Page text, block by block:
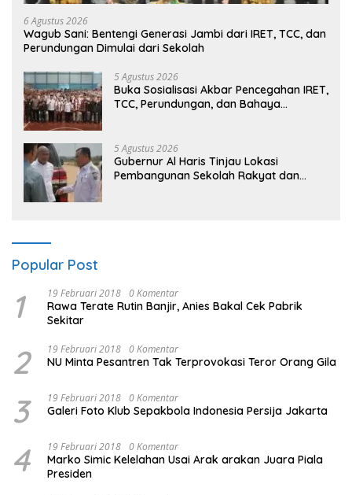
6 Agustus 2026
Wagub Sani: Bentengi Generasi Jambi dari IRET, TCC, dan
Perundungan Dimulai dari Sekolah
5 Agustus 2026
Buka Sosialisasi Akbar Pencegahan IRET,
TCC, Perundungan, dan Bahaya
masa depan sudah ada di tangan”
5 Agustus 2026
Gubernur Al Haris Tinjau Lokasi
Pembangunan Sekolah Rakyat dan
Popular Post
1 19 Februari 2018 0 Komentar
Rawa Terate Rutin Banjir, Anies Bakal Cek Pabrik
Sekitar
2 19 Februari 2018 0 Komentar
NU Minta Pesantren Tak Terprovokasi Teror Orang Gila
3 19 Februari 2018 0 Komentar
Galeri Foto Klub Sepakbola Indonesia Persija Jakarta
4 19 Februari 2018 0 Komentar
Marko Simic Kelelahan Usai Arak arakan Juara Piala
Presiden